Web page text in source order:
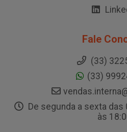
Fale
(33)
(33)
De segunda a sexta
às